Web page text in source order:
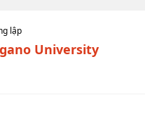
lập
University